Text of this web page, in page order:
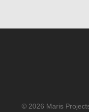
© 2026 Maris